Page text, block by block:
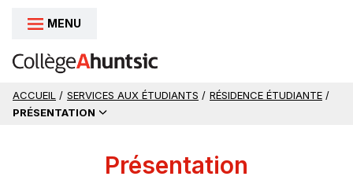
Aller au contenu
MENU
ACCUEIL / SERVICES AUX ÉTUDIANTS / RÉSIDENCE ÉTUDIANTE /
PRÉSENTATION
Présentation